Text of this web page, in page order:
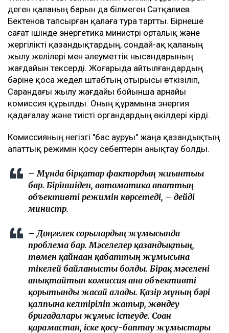
деген қаланың барын да білмеген Сәтқалиев
Бектенов тапсырған қалаға тура тартты. Бірнеше
сағат ішінде энергетика министрі орталық және
жергілікті қазандықтардың, сондай-ақ қаланың
жылу желілері мен әлеуметтік нысандарының
жағдайын тексерді. Жоғарыда айтылғандардың
бәріне қоса жедел штабтың отырысы өткізіліп,
Сарандағы жылу жағдайы бойынша арнайы
комиссия құрылды. Оның құрамына энергия
қадағалау және тиісті органдардың өкілдері кірді.
Комиссияның негізгі "бас ауруы" жаңа қазандықтың
апаттық режимін қосу себептерін анықтау болды.
– Мұнда бірқатар фактордың жиынтығы
бар. Біріншіден, автоматика апаттың
объективті режимін көрсетеді, – дейді
министр.
– Дөңгелек сорғылардың жұмысында
проблема бар. Мәселелер қазандықтың,
төмен қайнаған қабаттың жұмысына
тікелей байланысты болды. Бірақ мәселені
анықтайтын комиссия ғана объективті
қорытынды жасай алады. Қазір мұның бәрі
қалпына келтіріліп жатыр, жөндеу
бригадалары жұмыс істеуде. Соған
қарамастан, іске қосу-баптау жұмыстары